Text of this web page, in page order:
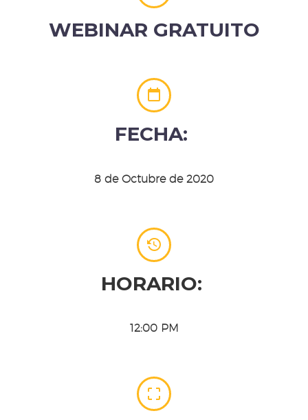
WEBINAR GRATUITO


FECHA:
8 de Octubre de 2020


HORARIO:
12:00 PM

